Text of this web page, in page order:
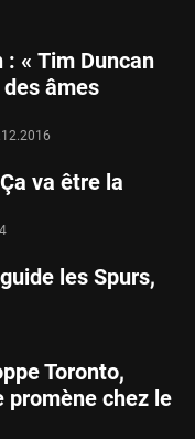
: « Tim Duncan
âmes
va être la
les Spurs,
Toronto,
promène chez le